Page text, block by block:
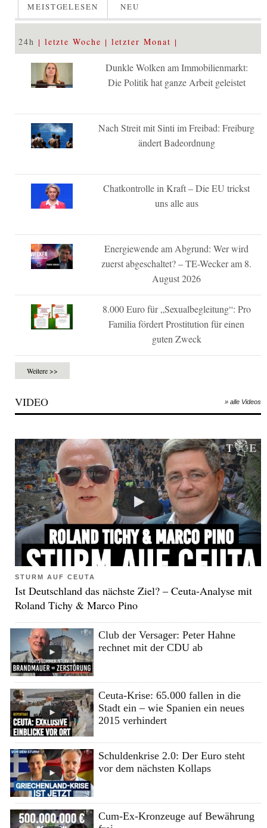
MEISTGELESEN NEU
24h letzte Woche letzter Monat
Dunkle Wolken am Immobilienmarkt:
Die Politik hat ganze Arbeit geleistet
Nach Streit mit Sinti im Freibad: Freiburg
ändert Badeordnung
Chatkontrolle in Kraft – Die EU trickst
uns alle aus
Energiewende am Abgrund: Wer wird
zuerst abgeschaltet? – TE-Wecker am 8.
August 2026
8.000 Euro für „Sexualbegleitung“: Pro
Familia fördert Prostitution für einen
guten Zweck
Weitere >>
VIDEO » alle Videos
STURM AUF CEUTA
Ist Deutschland das nächste Ziel? – Ceuta-Analyse mit
Roland Tichy & Marco Pino
Club der Versager: Peter Hahne
rechnet mit der CDU ab
Ceuta-Krise: 65.000 fallen in die
Stadt ein – wie Spanien ein neues
2015 verhindert
Schuldenkrise 2.0: Der Euro steht
vor dem nächsten Kollaps
Cum-Ex-Kronzeuge auf Bewährung